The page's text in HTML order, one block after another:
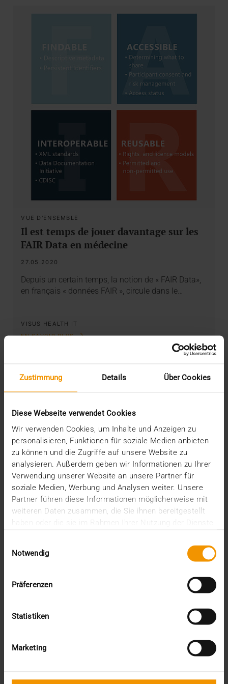
Zustimmung Details Über Cookies
Diese Webseite verwendet Cookies
Wir verwenden Cookies, um Inhalte und Anzeigen zu
personalisieren, Funktionen für soziale Medien anbieten
zu können und die Zugriffe auf unsere Website zu
analysieren. Außerdem geben wir Informationen zu Ihrer
Verwendung unserer Website an unsere Partner für
soziale Medien, Werbung und Analysen weiter. Unsere
Partner führen diese Informationen möglicherweise mit
weiteren Daten zusammen, die Sie ihnen bereitgestellt
Notwendig
Präferenzen
Statistiken
Marketing
VUE D'ENSEMBLE
Il est temps de jouer davantage sur les
FAIR Data en médecine
27.05.2020
Depuis un certain temps, la notion de « FAIR Data»,
en français « données FAIR », circule dans le…
VISUS HEALTH IT
EN SAVOIR PLUS
JiveX 5.2 - Interconnexion renforcée,
16.04.2020
permettent une communication et un traitement